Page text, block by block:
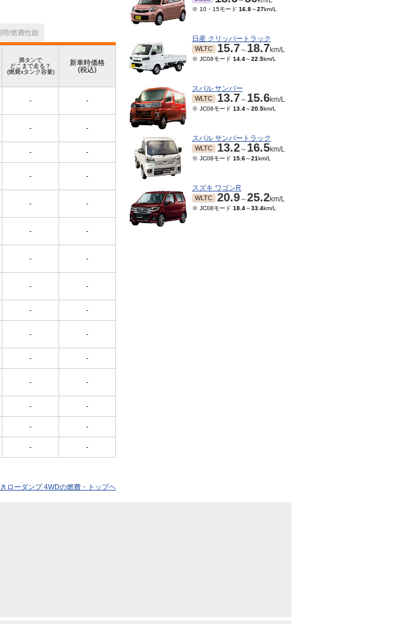
/燃費性能
満タンで
どこまで走る？
(燃費xタンク容量)
新車時価格
(税込)
- -
- -
- -
- -
- -
- -
- -
- -
- -
- -
- -
- -
- -
- -
- -
ローダンプ 4WDの燃費・トップヘ
※ 10・15モード 16.8～27km/L
日産 クリッパートラック
WLTC 15.7～ 18.7km/L
※ JC08モード 14.4～22.5km/L
スバル サンバー
WLTC 13.7～ 15.6km/L
※ JC08モード 13.4～20.5km/L
スバル サンバートラック
WLTC 13.2～ 16.5km/L
※ JC08モード 15.6～21km/L
スズキ ワゴンR
WLTC 20.9～25.2km/L
※ JC08モード 18.4～33.4km/L